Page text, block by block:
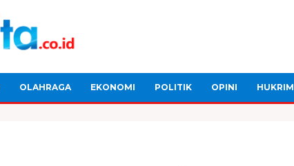
OLAHRAGA EKONOMI POLITIK OPINI HUKRIM